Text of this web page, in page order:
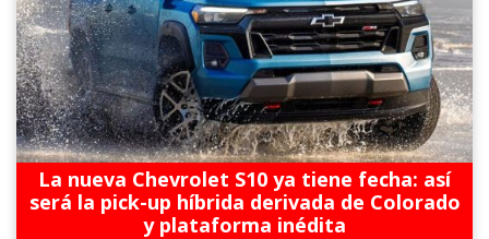
La nueva Chevrolet S10 ya tiene fecha: así
será la pick-up híbrida derivada de Colorado
y plataforma inédita